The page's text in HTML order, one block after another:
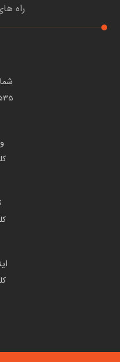
راه